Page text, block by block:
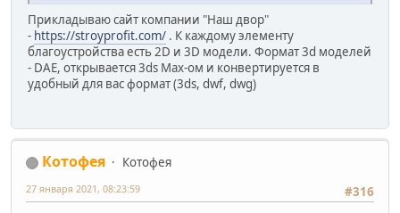
Прикладываю сайт компании "Наш двор"
- https://stroyprofit.com/ . К каждому элементу
благоустройства есть 2D и 3D модели. Формат 3d моделей
- DAE, открывается 3ds Max-ом и конвертируется в
удобный для вас формат (3ds, dwf, dwg)
Котофея
Котофея
#316
27 января 2021, 08:23:59